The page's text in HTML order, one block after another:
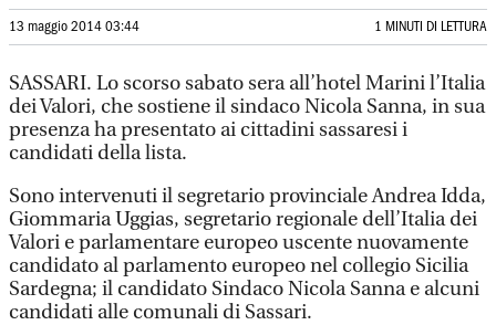
13 maggio 2014 03:44 1 MINUTI DI LETTURA
SASSARI. Lo scorso sabato sera all’hotel Marini l’Italia
dei Valori, che sostiene il sindaco Nicola Sanna, in sua
presenza ha presentato ai cittadini sassaresi i
candidati della lista.
Sono intervenuti il segretario provinciale Andrea Idda,
Giommaria Uggias, segretario regionale dell’Italia dei
Valori e parlamentare europeo uscente nuovamente
candidato al parlamento europeo nel collegio Sicilia
Sardegna; il candidato Sindaco Nicola Sanna e alcuni
candidati alle comunali di Sassari.